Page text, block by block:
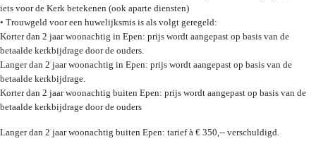
iets voor de Kerk betekenen (ook aparte diensten)
• Trouwgeld voor een huwelijksmis is als volgt geregeld:
Korter dan 2 jaar woonachtig in Epen: prijs wordt aangepast op basis van de
betaalde kerkbijdrage door de ouders.
Langer dan 2 jaar woonachtig in Epen: prijs wordt aangepast op basis van de
betaalde kerkbijdrage.
Korter dan 2 jaar woonachtig buiten Epen: prijs wordt aangepast op basis van de
betaalde kerkbijdrage door de ouders
Langer dan 2 jaar woonachtig buiten Epen: tarief à € 350,-- verschuldigd.